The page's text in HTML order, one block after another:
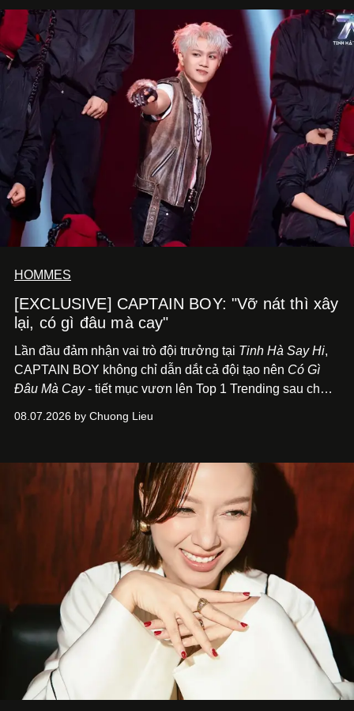
HOMMES
[EXCLUSIVE] CAPTAIN BOY: "Vỡ nát thì xây
lại, có gì đâu mà cay"
Lần đầu đảm nhận vai trò đội trưởng tại Tinh Hà Say Hi,
CAPTAIN BOY không chỉ dẫn dắt cả đội tạo nên Có Gì
Đâu Mà Cay- tiết mục vươn lên Top 1 Trending sau chưa
để lắng nghe, kết nối và tin tưởng đồng đội. Với nam
trình trở thành một producer thực thụ.
08.07.2026 by Chuong Lieu